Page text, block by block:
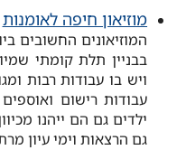
מוזיאון חיפה לאומנות
המוזיאונים החשובים
בבניין תלת קומתי
ויש בו עבודות רבות
עבודות רישום
ילדים גם הם ייהנו
גם הרצאות וימי עיון